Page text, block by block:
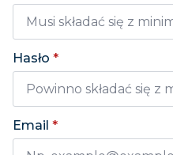
Hasło *
Email *